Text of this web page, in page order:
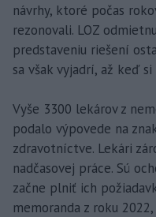
návrhy, ktoré počas
rezonovali. LOZ
predstaveniu riešení
sa však vyjadrí, až keď
Vyše 3300 lekárov z
podalo výpovede na
zdravotníctve. Lekári
nadčasovej práce. Sú
začne plniť ich
memoranda z roku